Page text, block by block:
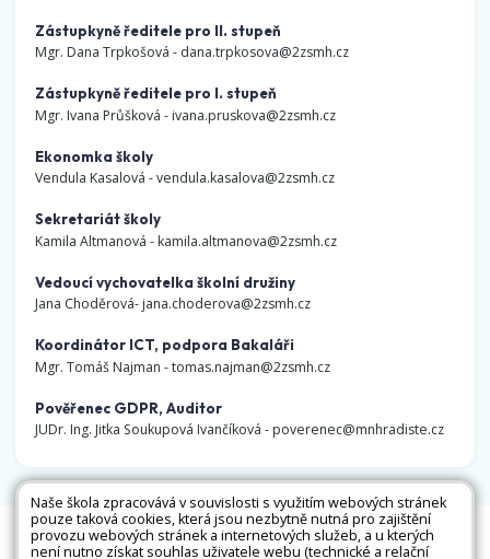
Zástupkyně ředitele pro II. stupeň
Mgr. Dana Trpkošová - dana.trpkosova@2zsmh.cz
Zástupkyně ředitele pro I. stupeň
Mgr. Ivana Průšková -ivana.pruskova@2zsmh.cz
Ekonomka školy
Vendula Kasalová -vendula.kasalova@2zsmh.cz
Sekretariát školy
Kamila Altmanová -kamila.altmanova@2zsmh.cz
Vedoucí vychovatelka školní družiny
Jana Choděrová-jana.choderova@2zsmh.cz
Koordinátor ICT, podpora Bakaláři
Mgr. Tomáš Najman -tomas.najman@2zsmh.cz
Pověřenec GDPR, Auditor
JUDr. Ing. Jitka Soukupová Ivančíková -poverenec@mnhradiste.cz
Všechna práva vyhrazena. Copyright © 2026 |
Mapa stránek|Kontakty|Přihlásit|Prohlášení
Naše škola zpracovává v souvislosti s využitím webových stránek
pouze taková cookies, která jsou nezbytně nutná pro zajištění
provozu webových stránek a internetových služeb, a u kterých
není nutno získat souhlas uživatele webu (technické a relační